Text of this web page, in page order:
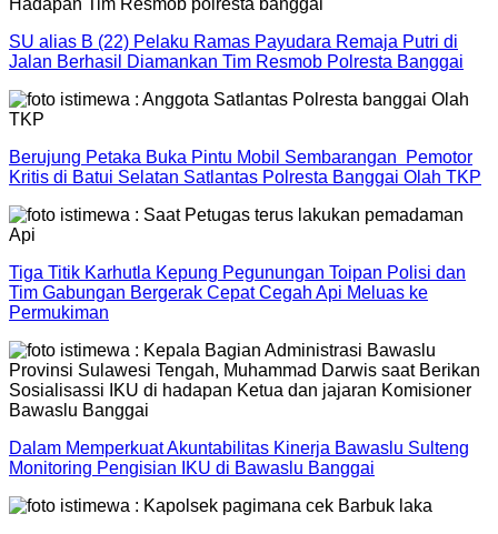
SU alias B (22) Pelaku Ramas Payudara Remaja Putri di
Jalan Berhasil Diamankan Tim Resmob Polresta Banggai
Berujung Petaka Buka Pintu Mobil Sembarangan Pemotor
Kritis di Batui Selatan Satlantas Polresta Banggai Olah TKP
Tiga Titik Karhutla Kepung Pegunungan Toipan Polisi dan
Tim Gabungan Bergerak Cepat Cegah Api Meluas ke
Permukiman
Dalam Memperkuat Akuntabilitas Kinerja Bawaslu Sulteng
Monitoring Pengisian IKU di Bawaslu Banggai